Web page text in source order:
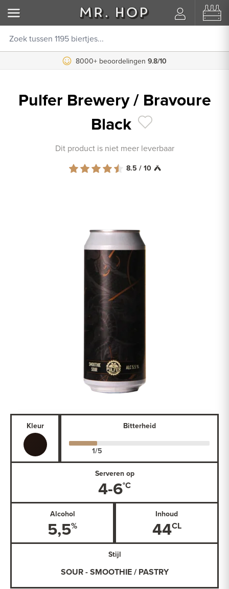
8000+ beoordelingen 9.8/10
Pulfer Brewery / Bravoure
Black
Dit product is niet meer leverbaar
8.5 / 10
Kleur Bitterheid
Serveren op
4-6
Alcohol
5,5
Inhoud
44
Stijl
SOUR - SMOOTHIE / PASTRY